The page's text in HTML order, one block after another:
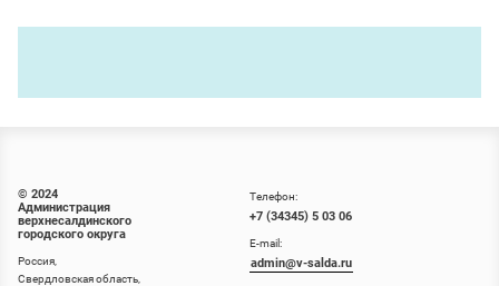
© 2024
Администрация
верхнесалдинского
городского округа
Россия,
Свердловская область,
Телефон:
+7 (34345) 5 03 06
E-mail:
admin@v-salda.ru